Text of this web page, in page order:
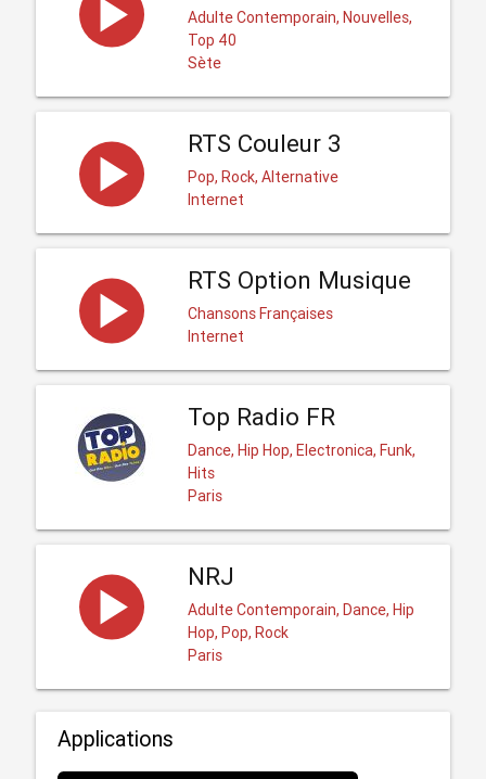
Adulte Contemporain, Nouvelles,
Top 40
Sète
RTS Couleur 3
Pop, Rock, Alternative
Internet
RTS Option Musique
Chansons Françaises
Internet
Top Radio FR
Dance, Hip Hop, Electronica, Funk,
Hits
Paris
NRJ
Adulte Contemporain, Dance, Hip
Hop, Pop, Rock
Paris
Applications